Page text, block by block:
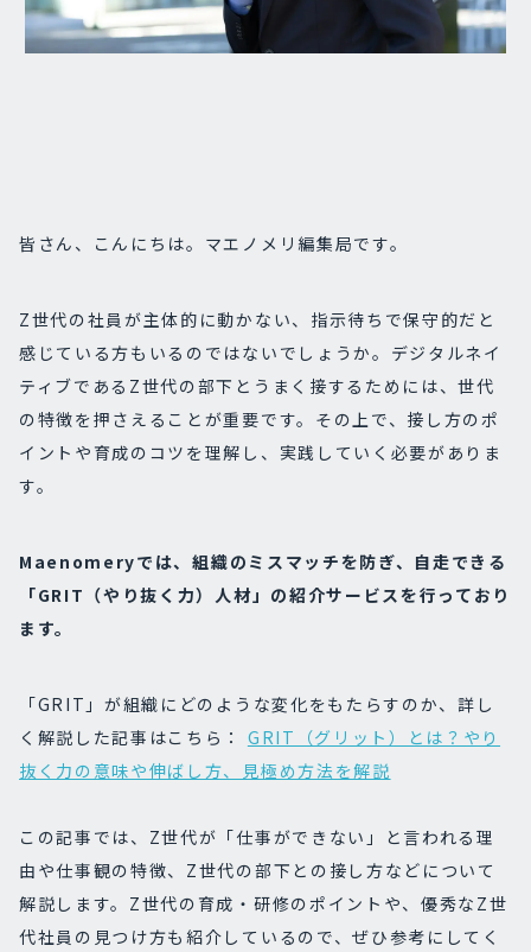
皆さん、こんにちは。マエノメリ編集局です。
Z世代の社員が主体的に動かない、指示待ちで保守的だと
感じている方もいるのではないでしょうか。デジタルネイ
ティブであるZ世代の部下とうまく接するためには、世代
の特徴を押さえることが重要です。その上で、接し方のポ
イントや育成のコツを理解し、実践していく必要がありま
す。
Maenomeryでは、組織のミスマッチを防ぎ、自走できる
「GRIT（やり抜く力）人材」の紹介サービスを行っており
ます。
「GRIT」が組織にどのような変化をもたらすのか、詳し
く解説した記事はこちら： GRIT（グリット）とは？やり
抜く力の意味や伸ばし方、見極め方法を解説
この記事では、Z世代が「仕事ができない」と言われる理
由や仕事観の特徴、Z世代の部下との接し方などについて
解説します。Z世代の育成・研修のポイントや、優秀なZ世
代社員の見つけ方も紹介しているので、ぜひ参考にしてく